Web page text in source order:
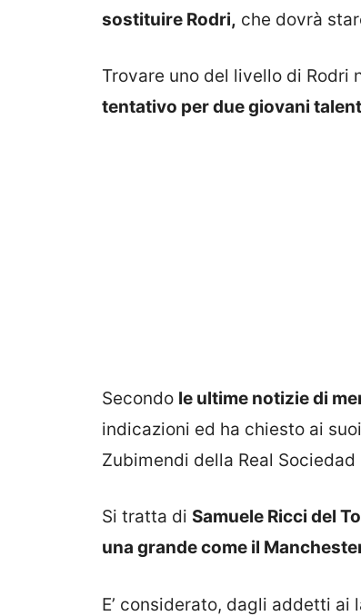
sostituire Rodri, che dovrà
Trovare uno del livello di Rodri
tentativo per due giovani
Secondo le ultime notizie di
indicazioni ed ha chiesto ai
Zubimendi della Real
Si tratta di Samuele Ricci del
una grande come il
E’ considerato, dagli addetti